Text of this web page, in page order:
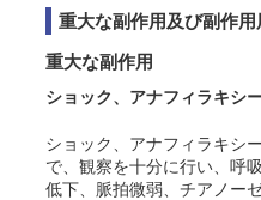
重大な副作用及び副作用
重大な副作用
ショック、アナフィラキシ
ショック、アナフィラキシ
で、観察を十分に行い、呼
低下、脈拍微弱、チアノー